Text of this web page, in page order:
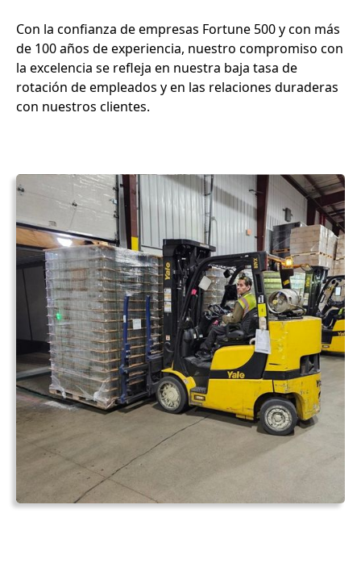
Con la confianza de empresas Fortune 500 y con más
de 100 años de experiencia, nuestro compromiso con
la excelencia se refleja en nuestra baja tasa de
rotación de empleados y en las relaciones duraderas
con nuestros clientes.